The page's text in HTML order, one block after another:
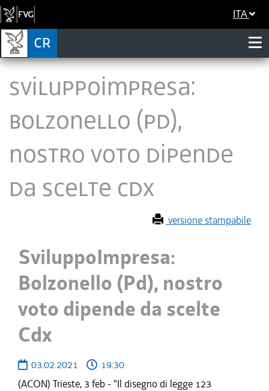
ITA
SviluppoImpresa:
Bolzonello (Pd),
nostro voto dipende
da scelte Cdx
versione stampabile
SviluppoImpresa:
Bolzonello (Pd), nostro
voto dipende da scelte
Cdx
03.02.2021
19:30
(ACON) Trieste, 3 feb - "Il disegno di legge 123